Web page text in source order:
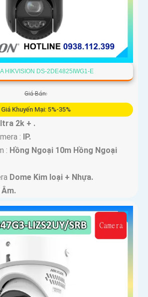
HIKVISION DS-2DE4825IWG1-E
Giá Bán:
Giá Khuyến Mại: 5%-35%
2k + .
: IP.
: Hồng Ngoại 10m Hồng Ngoại
Dome Kim loại + Nhựa.